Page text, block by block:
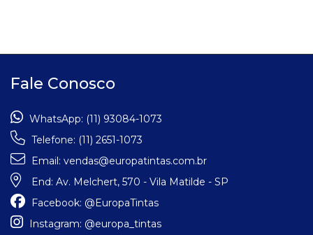
Fale Conosco
WhatsApp: (11) 93084-1073
Telefone: (11) 2651-1073
Email: vendas@europatintas.com.br
End: Av. Melchert, 570 - Vila Matilde - SP
Facebook: @EuropaTintas
Instagram: @europa_tintas